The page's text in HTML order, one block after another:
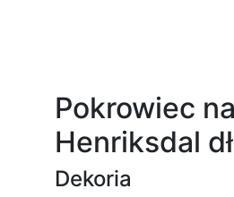
Pokrowiec
Henriksdal
Dekoria